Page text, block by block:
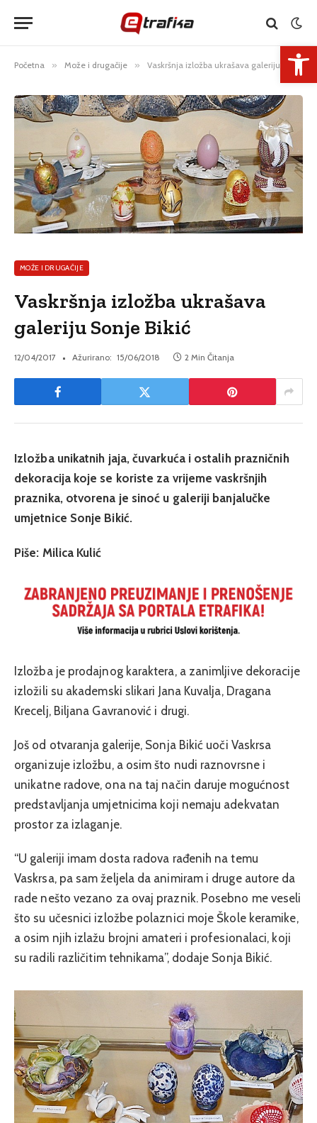
Početna » Može i drugačije » Vaskršnja izložba ukrašava galeriju Sonje Bikić
MOŽE I DRUGAČIJE
Vaskršnja izložba ukrašava
galeriju Sonje Bikić
12/04/2017 Ažurirano: 15/06/2018 2 Min Čitanja
Izložba unikatnih jaja, čuvarkuća i ostalih prazničnih
dekoracija koje se koriste za vrijeme vaskršnjih
praznika, otvorena je sinoć u galeriji banjalučke
umjetnice Sonje Bikić.
Piše: Milica Kulić
Izložba je prodajnog karaktera, a zanimljive dekoracije
izložili su akademski slikari Jana Kuvalja, Dragana
Krecelj, Biljana Gavranović i drugi.
Još od otvaranja galerije, Sonja Bikić uoči Vaskrsa
organizuje izložbu, a osim što nudi raznovrsne i
unikatne radove, ona na taj način daruje mogućnost
predstavljanja umjetnicima koji nemaju adekvatan
prostor za izlaganje.
“U galeriji imam dosta radova rađenih na temu
Vaskrsa, pa sam željela da animiram i druge autore da
rade nešto vezano za ovaj praznik. Posebno me veseli
što su učesnici izložbe polaznici moje Škole keramike,
a osim njih izlažu brojni amateri i profesionalaci, koji
su radili različitim tehnikama”, dodaje Sonja Bikić.